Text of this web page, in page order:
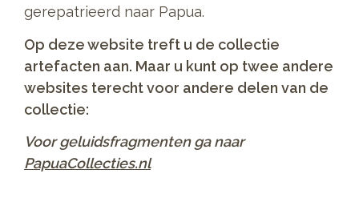
gerepatrieerd naar Papua.
Op deze website treft u de collectie
artefacten aan. Maar u kunt op twee andere
websites terecht voor andere delen van de
collectie:
Voor geluidsfragmenten ga naar
PapuaCollecties.nl